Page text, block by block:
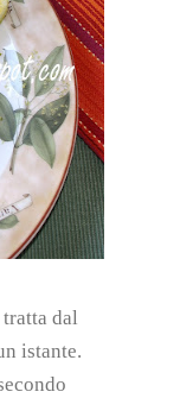
dal
istante.